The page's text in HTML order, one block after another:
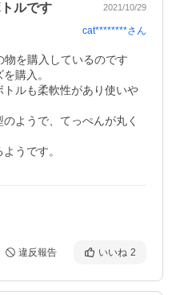
ルです 2021/10/29
cat********さん
を購入しているのです
購入。
ルも柔軟性があり使いや
ようで、てっぺんが丸く
うです。
違反報告 いいね 2